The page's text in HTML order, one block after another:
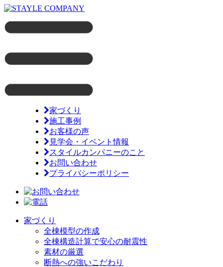
家づくり
施工事例
お客様の声
見学会・イベント情報
スタイルカンパニーのこと
お問い合わせ
プライバシーポリシー
家づくり
全棟模型の作成
全棟構造計算で安心の耐震性
素材の厳選
断熱への強いこだわり